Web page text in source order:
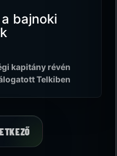
bajnoki
kapitány révén
Telkiben